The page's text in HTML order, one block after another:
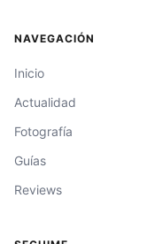
NAVEGACIÓN
Inicio
Actualidad
Fotografía
Guías
Reviews